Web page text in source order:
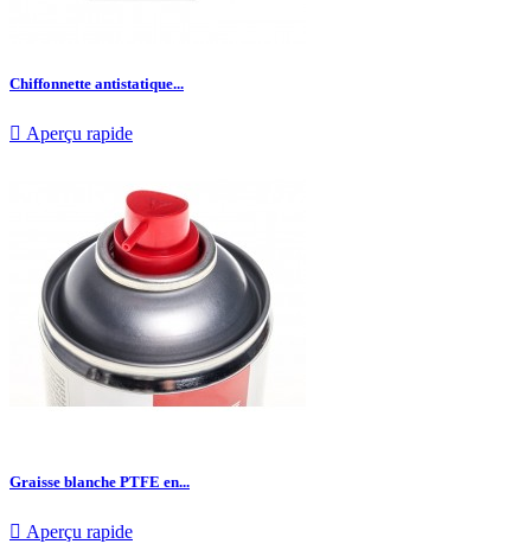
Chiffonnette antistatique...
 Aperçu rapide
Graisse blanche PTFE en...
 Aperçu rapide